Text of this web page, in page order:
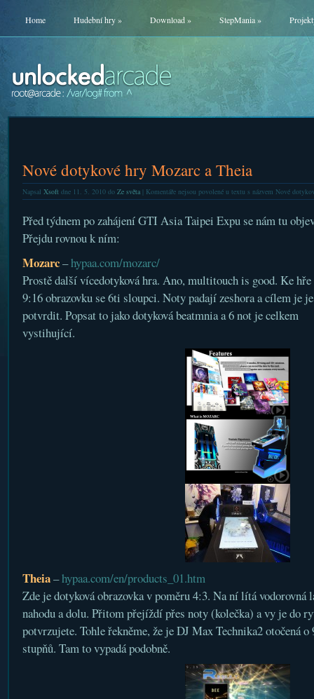
Home Hudební hry» Download» StepMania»
Nové dotykové hry Mozarc a Theia
Napsal Xsoftdne 11. 5. 2010 do Ze světa| Komentáře nejsou povolenéu textu s názvem Nové
Před týdnem po zahájení GTI Asia Taipei Expu se nám tu
Přejdu rovnou k ním:
Mozarc–hypaa.com/mozarc/
Prostě další vícedotyková hra. Ano, multitouch is good. Ke hře
9:16 obrazovku se 6ti sloupci. Noty padají zeshora a cílem je
potvrdit. Popsat to jako dotyková beatmnia a 6 not je celkem
vystihující.
Theia–hypaa.com/en/products_01.htm
Zde je dotyková obrazovka v poměru 4:3. Na ní lítá vodorovná
nahodu a dolu. Přitom přejíždí přes noty (kolečka) a vy je do
potvrzujete. Tohle řekněme, že je DJ Max Technika2 otočená o
stupňů. Tam to vypadá podobně.